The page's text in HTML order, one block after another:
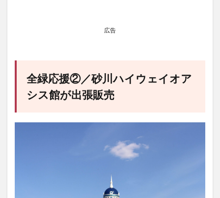
広告
全緑応援②／砂川ハイウェイオア
シス館が出張販売